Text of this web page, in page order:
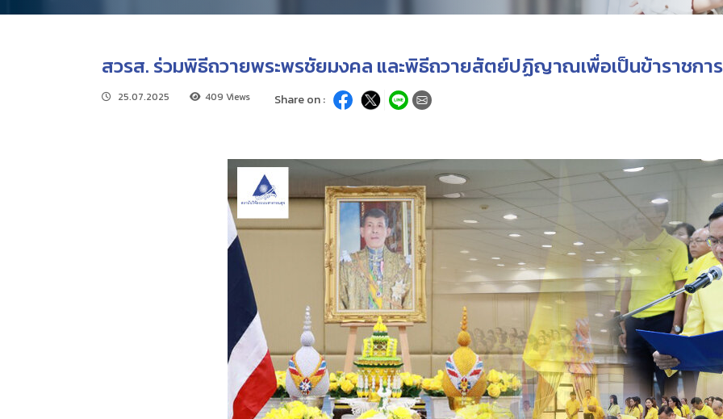
สวรส. ร่วมพิธีถวายพระพรชัยมงคล และพิธีถวายสัตย์ปฏิญาณเพื่อเป็นข้าราชก
25.07.2025 409 Views Share on :